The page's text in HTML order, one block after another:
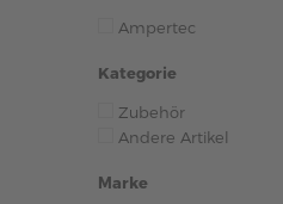
Ampertec
Kategorie
Zubehör
Andere Artikel
Marke